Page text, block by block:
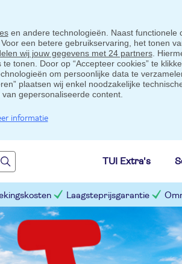
en andere technologieën. Naast functionele
een betere gebruikservaring, het tonen
wij jouw gegevens met 24 partners.
tonen. Door op “Accepteer cookies” te
om persoonlijke data te
plaatsen wij enkel noodzakelijke
gepersonaliseerde content.
informatie
TUI Extra's
Laagsteprijsgarantie